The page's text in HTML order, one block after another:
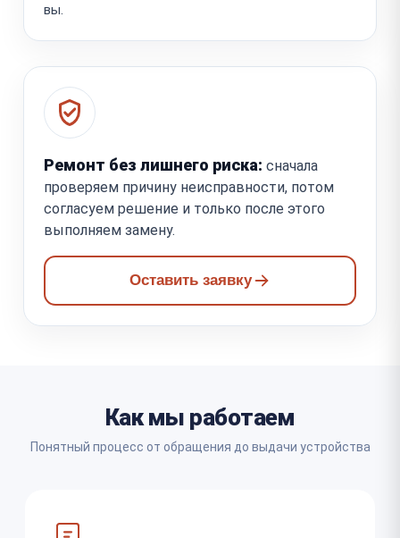
вы.
Ремонт без лишнего риска: сначала
проверяем причину неисправности, потом
согласуем решение и только после этого
выполняем замену.
Оставить заявку
Как мы работаем
Понятный процесс от обращения до выдачи устройства